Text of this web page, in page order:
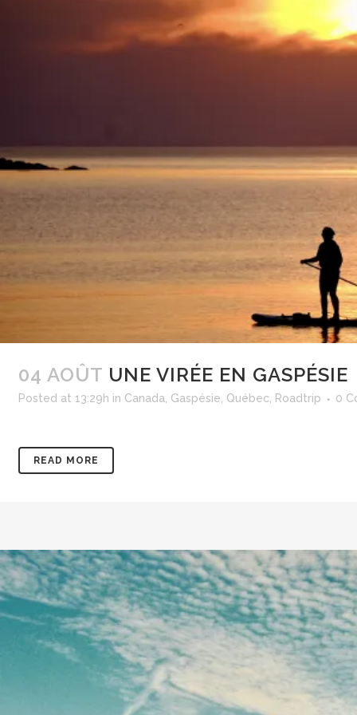
04 AOÛT UNE VIRÉE EN GASPÉSIE
Posted at 13:29h in Canada Gaspésie Québec Roadtrip 0
READ MORE